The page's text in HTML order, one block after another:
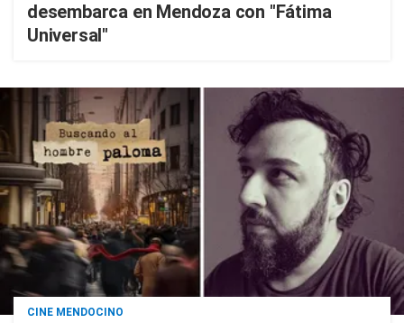
desembarca en Mendoza con "Fátima
Universal"
CINE MENDOCINO